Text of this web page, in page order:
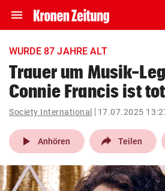
menu Navigation
ein-/ausklappen
account_circle Anmelden
pin_drop
Wien
bookmark
WURDE 87 JAHRE ALT
Trauer um Musik-
Connie Francis ist tot
Society International 17.07.2025
play_arrow Anhören Teilen